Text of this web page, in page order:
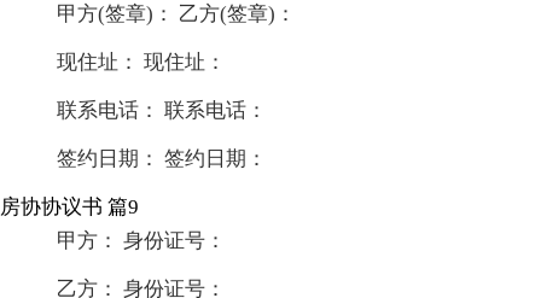
甲方(签章)： 乙方(签章)：
现住址： 现住址：
联系电话： 联系电话：
签约日期： 签约日期：
房协协议书 篇9
甲方： 身份证号：
乙方： 身份证号：